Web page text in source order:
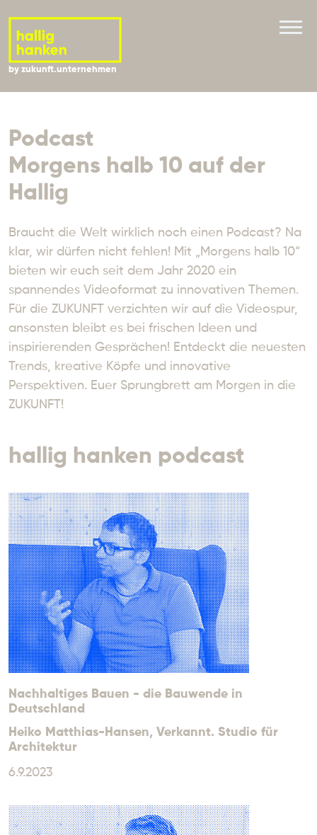
by zukunft.unternehmen
Podcast
Morgens halb 10 auf der
Hallig
Braucht die Welt wirklich noch einen Podcast? Na
klar, wir dürfen nicht fehlen! Mit „Morgens halb 10“
bieten wir euch seit dem Jahr 2020 ein
spannendes Videoformat zu innovativen Themen.
Für die ZUKUNFT verzichten wir auf die Videospur,
ansonsten bleibt es bei frischen Ideen und
inspirierenden Gesprächen! Entdeckt die neuesten
Trends, kreative Köpfe und innovative
Perspektiven. Euer Sprungbrett am Morgen in die
ZUKUNFT!
hallig hanken podcast
Nachhaltiges Bauen - die Bauwende in
Deutschland
Heiko Matthias-Hansen, Verkannt. Studio für
Architektur
6.9.2023